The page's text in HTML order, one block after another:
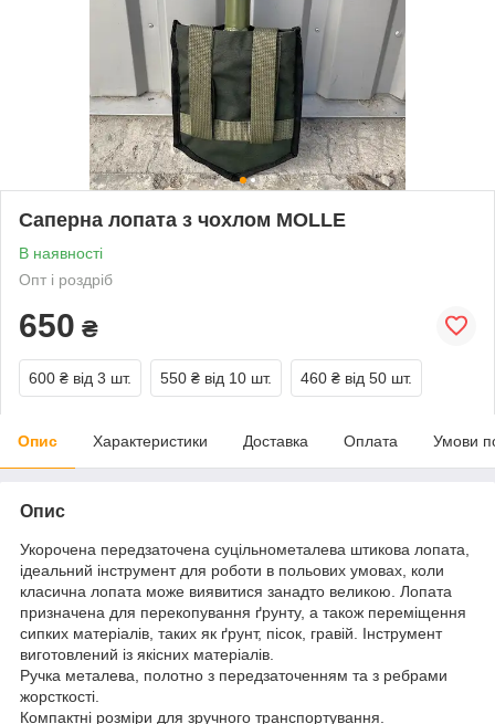
Саперна лопата з чохлом MOLLE
В наявності
Опт і роздріб
650 ₴
600 ₴ від 3 шт. 550 ₴ від 10 шт. 460 ₴ від 50 шт.
Опис Характеристики Доставка Оплата Умови
Опис
Укорочена передзаточена суцільнометалева штикова лопата,
ідеальний інструмент для роботи в польових умовах, коли
класична лопата може виявитися занадто великою. Лопата
призначена для перекопування ґрунту, а також переміщення
сипких матеріалів, таких як ґрунт, пісок, гравій. Інструмент
виготовлений із якісних матеріалів.
Ручка металева, полотно з передзаточенням та з ребрами
жорсткості.
Компактні розміри для зручного транспортування.